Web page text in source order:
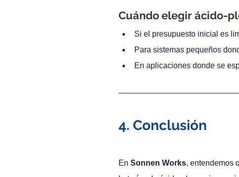
Cuándo elegir ácido-
Si el presupuesto inicial es
Para sistemas pequeños
En aplicaciones donde se
4. Conclusión
En Sonnen Works, entendemos